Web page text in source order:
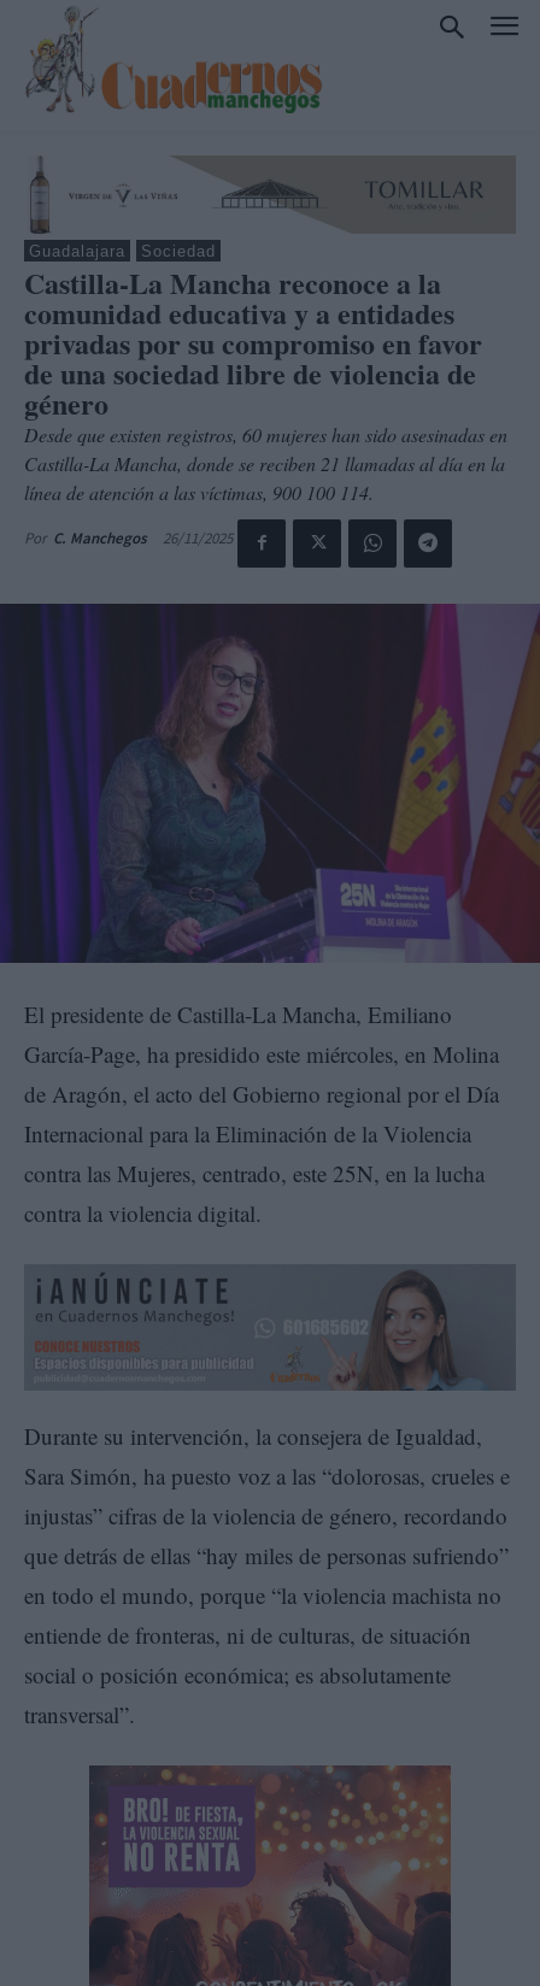
Guadalajara Sociedad
Castilla-La Mancha reconoce a la
comunidad educativa y a entidades
privadas por su compromiso en favor
de una sociedad libre de violencia de
género
Desde que existen registros, 60 mujeres han sido asesinadas en
Castilla-La Mancha, donde se reciben 21 llamadas al día en la
línea de atención a las víctimas, 900 100 114.
Por C. Manchegos 26/11/2025
El presidente de Castilla-La Mancha, Emiliano
García-Page, ha presidido este miércoles, en Molina
de Aragón, el acto del Gobierno regional por el Día
Internacional para la Eliminación de la Violencia
contra las Mujeres, centrado, este 25N, en la lucha
contra la violencia digital.
Durante su intervención, la consejera de Igualdad,
Sara Simón, ha puesto voz a las “dolorosas, crueles e
injustas” cifras de la violencia de género, recordando
que detrás de ellas “hay miles de personas sufriendo”
en todo el mundo, porque “la violencia machista no
entiende de fronteras, ni de culturas, de situación
social o posición económica; es absolutamente
transversal”.